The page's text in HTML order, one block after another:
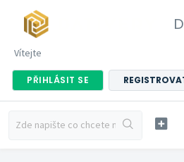
Vítejte
PŘIHLÁSIT SE